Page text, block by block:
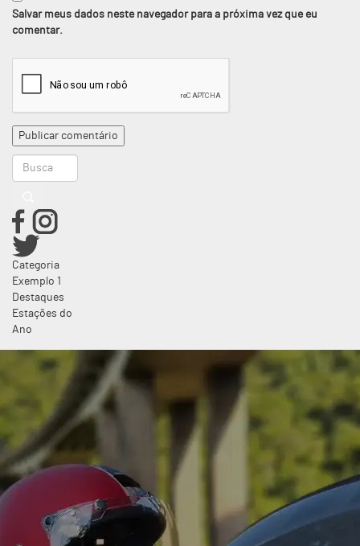
Salvar meus dados neste navegador para a próxima vez que eu
comentar.
Categoria
Exemplo 1
Destaques
Estações do
Ano